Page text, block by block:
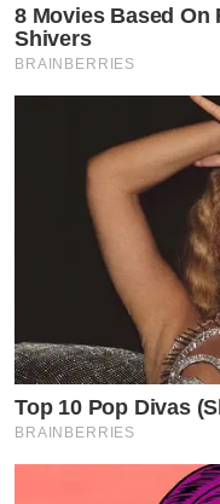
8 Movies Based On
Shivers
BRAINBERRIES
Top 10 Pop Divas
BRAINBERRIES